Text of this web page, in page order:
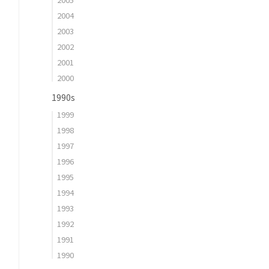
2004
2003
2002
2001
2000
1990s
1999
1998
1997
1996
1995
1994
1993
1992
1991
1990